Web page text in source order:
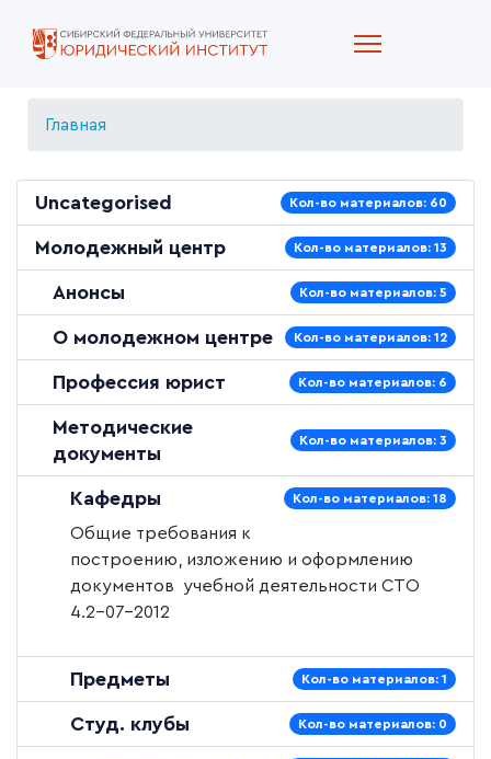
Главная
Uncategorised Кол-во материалов: 60
Молодежный центр Кол-во материалов: 13
Анонсы Кол-во материалов: 5
О молодежном центре Кол-во материалов: 12
Профессия юрист Кол-во материалов: 6
Методические
документы
Кол-во материалов: 3
Кафедры Кол-во материалов: 18
Общие требования к
построению, изложению и оформлению
документов учебной деятельности СТО
4.2–07–2012
Предметы Кол-во материалов: 1
Студ. клубы Кол-во материалов: 0